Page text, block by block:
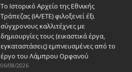
Το Ιστορικό Αρχείο της Εθνικής
Τράπεζας (ΙΑ/ΕΤΕ) φιλοξενεί έξι
σύγχρονους καλλιτέχνες με
δημιουργίες τους (εικαστικά έργα,
εγκαταστάσεις) εμπνευσμένες από το
έργο του Λάμπρου Ορφανού
06/08/2026